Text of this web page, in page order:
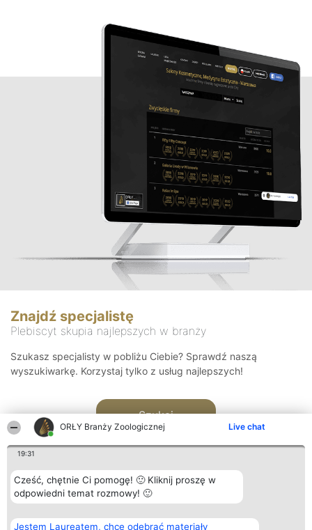
ORŁY Branży Zoologicznej Live chat
19:31
Cześć, chętnie Ci pomogę! 🙂 Kliknij proszę w
odpowiedni temat rozmowy! 🙂
Jestem Laureatem, chcę odebrać materiały
Znajdź specjalistę
Plebiscyt skupia najlepszych w branży
Szukasz specjalisty w pobliżu Ciebie? Sprawdź naszą
wyszukiwarkę. Korzystaj tylko z usług najlepszych!
Szukaj
Organizator plebiscytu
Bright Side Solutions sp. z o.
Plebiscyt
Laureaci
Kontakt
Kontakt